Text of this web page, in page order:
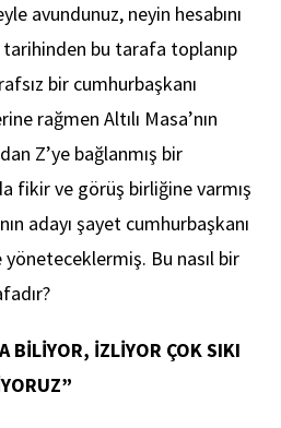
avundunuz, neyin hesabını
tarihinden bu tarafa toplanıp
bir cumhurbaşkanı
rağmen Altılı Masa’nın
Z’ye bağlanmış bir
fikir ve görüş birliğine varmış
adayı şayet cumhurbaşkanı
Bu nasıl bir
BİLİYOR, İZLİYOR ÇOK SIKI